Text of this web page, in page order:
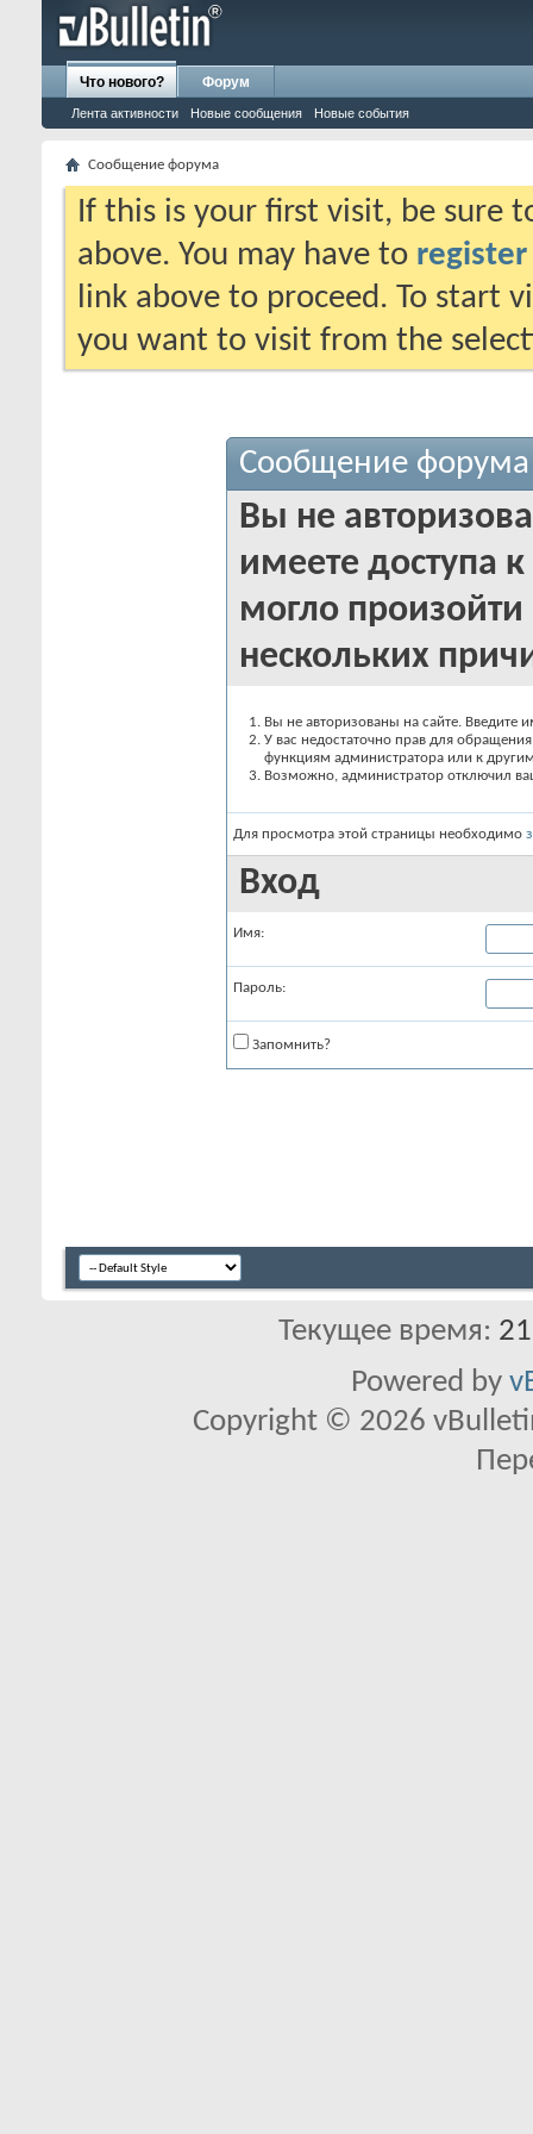
Что нового?
Лента активности Новые сообщения Новые события
Форум
Сообщение форума
If this is your first visit, be sure
above. You may have to register
link above to proceed. To start
you want to visit from the
Сообщение форума
Вы не
имеете доступа
могло
нескольких
Вы не авторизованы на сайте. Введите
У вас недостаточно прав для
функциям администратора или к
Возможно, администратор отключил
Для просмотра этой страницы необходимо
Вход
Имя:
Пароль:
Запомнить?
Текущее время:
Powered by
Copyright © 2026